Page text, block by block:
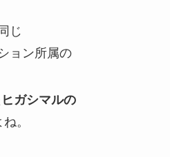
じ
ョン所属の
ヒガシマルの
。